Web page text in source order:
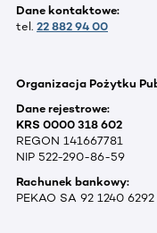
Dane kontaktowe:
tel. 22 882 94 00
Organizacja Pożytku
Dane rejestrowe:
KRS 0000 318 602
REGON 141667781
NIP 522-290-86-59
Rachunek bankowy:
PEKAO SA 92 1240